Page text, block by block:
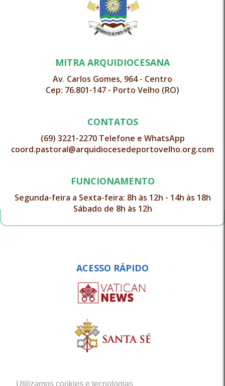
Utilizamos cookies e tecnologias
MITRA ARQUIDIOCESANA
Av. Carlos Gomes, 964 - Centro
Cep: 76.801-147 - Porto Velho (RO)
CONTATOS
(69) 3221-2270 Telefone e WhatsApp
coord.pastoral@arquidiocesedeportovelho.org.com
FUNCIONAMENTO
Segunda-feira a Sexta-feira: 8h às 12h - 14h às 18h
Sábado de 8h às 12h
ACESSO RÁPIDO